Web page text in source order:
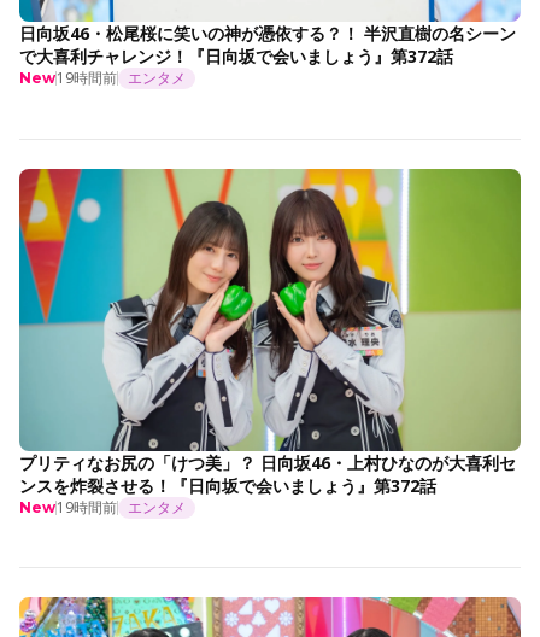
日向坂46・松尾桜に笑いの神が憑依する？！ 半沢直樹の名シーン
で大喜利チャレンジ！『日向坂で会いましょう』第372話
New19時間前 エンタメ
プリティなお尻の「けつ美」？ 日向坂46・上村ひなのが大喜利セ
ンスを炸裂させる！『日向坂で会いましょう』第372話
New19時間前 エンタメ